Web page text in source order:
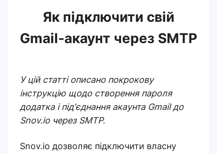
Як підключити свій
Gmail-акаунт через SMTP
У цій статті описано покрокову
інструкцію щодо створення пароля
додатка і підʼєднання акаунта Gmail до
Snov.io через SMTP.
Snov.io дозволяє підключити власну